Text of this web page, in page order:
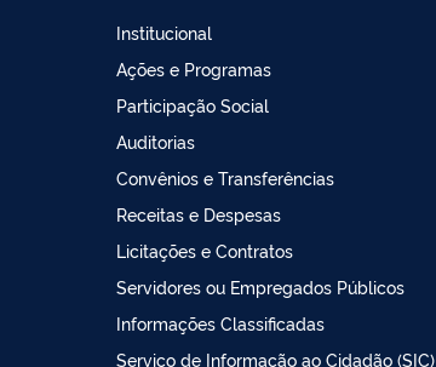
Institucional
Ações e Programas
Participação Social
Auditorias
Convênios e Transferências
Receitas e Despesas
Licitações e Contratos
Servidores ou Empregados Públicos
Informações Classificadas
Serviço de Informação ao Cidadão (SIC)